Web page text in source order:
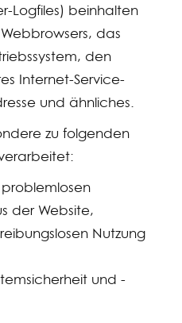
Logfiles) beinhalten
das
den
Internet-Service-
und ähnliches.
zu folgenden
problemlosen
der Website,
Nutzung
und -